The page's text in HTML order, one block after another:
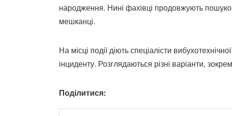
народження. Нині фахівці продовжують
мешканці.
На місці події діють спеціалісти
інциденту. Розглядаються різні варіанти,
Поділитися: